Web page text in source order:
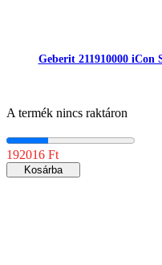
Geberit 211910000 iCon
A termék nincs raktáron
192016 Ft
Kosárba